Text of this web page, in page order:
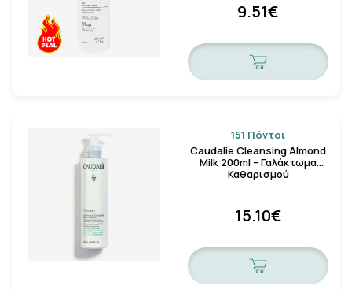
9.51€
151 Πόντοι
Caudalie Cleansing Almond
Milk 200ml – Γαλάκτωμα
Καθαρισμού
15.10€